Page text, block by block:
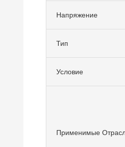
Напряжение
Тип
Условие
Применимые